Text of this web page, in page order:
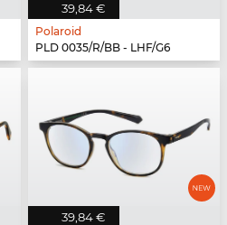
39,84 €
Polaroid
PLD 0035/R/BB - LHF/G6
39,84 €